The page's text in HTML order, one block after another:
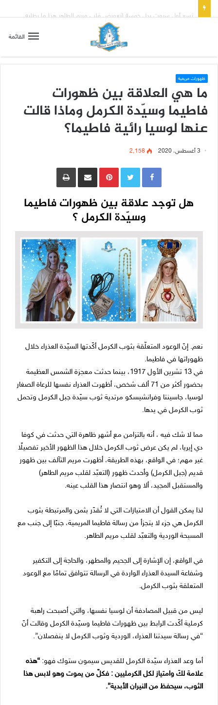
القائمة
ظهورات مريمية
ما هي العلاقة بين ظهورات
فاطيما وسيّدة الكرمل وماذا قالت
عنها لوسيا رائية فاطيما؟
3 أغسطس، 2020 2٬158
Pinterestمشاركة عبر البريد طباعة
هل توجد علاقة بين ظهورات فاطيما
وسيّدة الكرمل ؟
نعم. إنّ الوعود المتعلّقة بثوب الكرمل أكّدتها السيّدة العذراء خلال
ظهوراتها في فاطيما.
في 13 تشرين الأول 1917، بينما حدثت معجزة الشمس العظيمة
بحضور أكثر من 71 ألف شخص، أظهرت العذراء نفسها للرعاة الصغار
لوسيا، جاسينتا وفرانشيسكو مرتدية ثوب سيّدة جبل الكرمل وتحمل
ثوب الكرمل في يدها.
مما لا شك فيه ، أنه بالتزامن مع أشهر ظاهرة التي حدثت في كوفا
دي إيريا، لم يكن عرض ثوب الكرمل خلال هذا الظهور الأخير تفصيلًا
غير مهم؛ في الواقع، بهذه الطريقة، أظهرت مريم التآلف بين ظهور
قديم (جبل الكرمل) وأحدث ظهور (التعبّد لقلب مريم الطاهر)
والمستقبل المجيد، ألا وهو انتصار هذا القلب عينه.
لذا يمكن القول أن الامتيازات التي لا تُقدّر بثمن والمرتبطة بثوب
الكرمل هي جزء لا يتجزأ من رسالة فاطيما المريمية، جنبًا إلى جنب مع
المسبحة الوردية والتعبّد لقلب مريم الطاهر.
في الواقع، إن الإشارة إلى الجحيم والمطهر، والحاجة إلى التكفير
وشفاعة السيدة العذراء الواردة في الرسالة تتوافق تمامًا مع الوعود
المتعلقة بثوب الكرمل.
ليس من قبيل المصادفة أن لوسيا نفسها، والتي أصبحت راهبة
كرملية أكّدت الرابط بين ظهورات فاطيما وسيّدة الكرمل وقالت أنّ
“في رسالة سيدتنا العذراء، الوردية وثوب الكرمل لا ينفصلان”.
أما وعد العذراء سيّدة الكرمل للقديس سيمون ستوك فهو: “هذه
علامة لكَ وامتياز لكل الكرمليين : فكلّ من يموت وهو لابس هذا
الثوب، سيحفظ من النيران الأبدية”.